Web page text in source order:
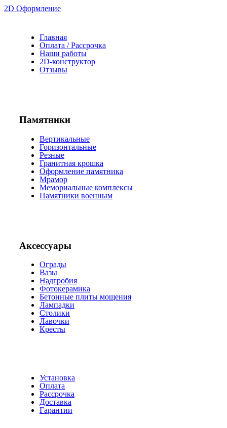
2D Оформление
Главная
Оплата / Рассрочка
Наши работы
2D-конструктор
Отзывы
Памятники
Вертикальные
Горизонтальные
Резные
Гранитная крошка
Оформление памятника
Мрамор
Мемориальные комплексы
Памятники военным
Аксессуары
Ограды
Вазы
Надгробия
Фотокерамика
Бетонные плиты мощения
Лампадки
Столики
Лавочки
Кресты
Установка
Оплата
Рассрочка
Доставка
Гарантии